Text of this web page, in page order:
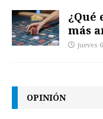
¿Qué
más
jueves
OPINIÓN